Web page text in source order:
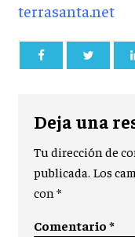
terrasanta.net
Deja una
Tu dirección de
publicada. Los
con*
Comentario*